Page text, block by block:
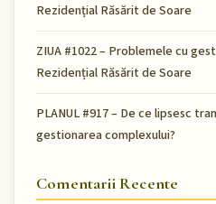
Rezidențial Răsărit de Soare
ZIUA #1022 – Problemele cu
Rezidențial Răsărit de Soare
PLANUL #917 – De ce lipsesc
gestionarea complexului?
Comentarii Recente